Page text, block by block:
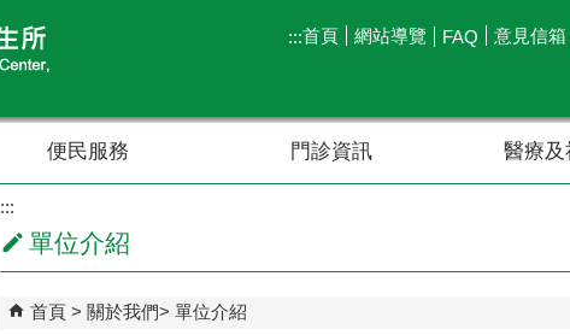
:::首頁 網站導覽 FAQ 意見信箱
便民服務 門診資訊 醫療及
:::
單位介紹
首頁 關於我們 單位介紹